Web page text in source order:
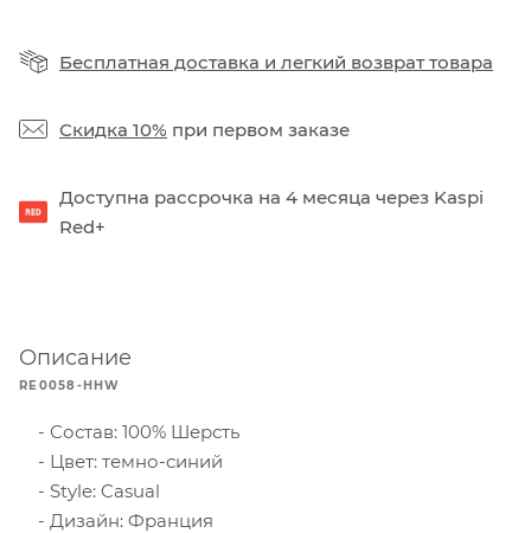
Бесплатная доставка и легкий возврат товара
Скидка 10% при первом заказе
Доступна рассрочка на 4 месяца через Kaspi
Red+
Описание
RE0058-HHW
Состав: 100% Шерсть
Цвет: темно-синий
Style: Casual
Дизайн: Франция